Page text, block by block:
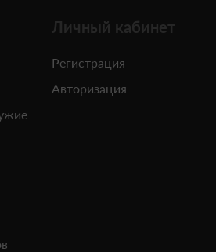
Личный кабинет
Регистрация
Авторизация